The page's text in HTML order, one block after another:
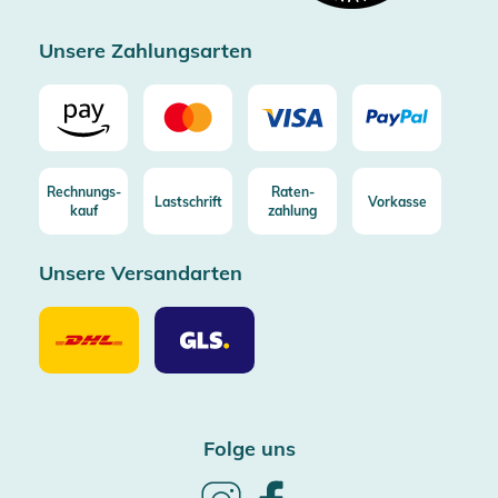
Unsere Zahlungsarten
Rechnungs-
kauf
Lastschrift
Raten-
zahlung
Vorkasse
Unsere Versandarten
Unsere
Versandarten
DHL
Unsere
Versandarten
GLS
Folge uns
Follow